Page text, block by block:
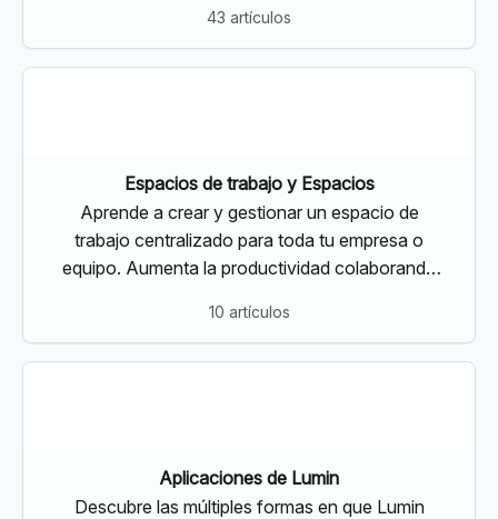
herramientas especializadas
43 artículos
Espacios de trabajo y Espacios
Aprende a crear y gestionar un espacio de
trabajo centralizado para toda tu empresa o
equipo. Aumenta la productividad colaborando
10 artículos
Aplicaciones de Lumin
Descubre las múltiples formas en que Lumin